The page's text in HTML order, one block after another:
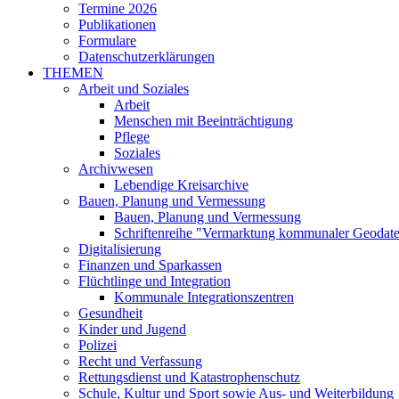
Termine 2026
Publikationen
Formulare
Datenschutzerklärungen
THEMEN
Arbeit und Soziales
Arbeit
Menschen mit Beeinträchtigung
Pflege
Soziales
Archivwesen
Lebendige Kreisarchive
Bauen, Planung und Vermessung
Bauen, Planung und Vermessung
Schriftenreihe "Vermarktung kommunaler
Digitalisierung
Finanzen und Sparkassen
Flüchtlinge und Integration
Kommunale Integrationszentren
Gesundheit
Kinder und Jugend
Polizei
Recht und Verfassung
Rettungsdienst und Katastrophenschutz
Schule, Kultur und Sport sowie Aus- und Weiterbildung